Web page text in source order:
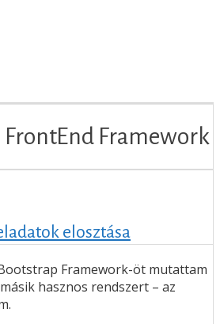
FrontEnd Framework
elosztása
Framework-öt mutattam
hasznos rendszert – az